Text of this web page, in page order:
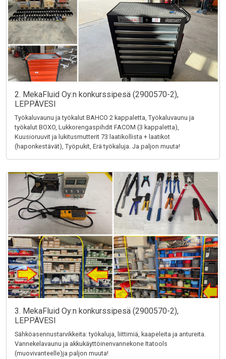
2. MekaFluid Oy:n konkurssipesä (2900570-2),
LEPPÄVESI
Työkaluvaunu ja työkalut BAHCO 2 kappaletta, Työkaluvaunu ja
työkalut BOXO, Lukkorengaspihdit FACOM (3 kappaletta),
Kuusioruuvit ja lukitusmutterit 73 laatikollista + laatikot
(haponkestävät), Työpukit, Erä työkaluja. Ja paljon muuta!
3. MekaFluid Oy:n konkurssipesä (2900570-2),
LEPPÄVESI
Sähköasennustarvikkeita: työkaluja, liittimiä, kaapeleita ja antureita.
Vannekelavaunu ja akkukäyttöinenvannekone Itatools
(muovivanteelle)ja paljon muuta!